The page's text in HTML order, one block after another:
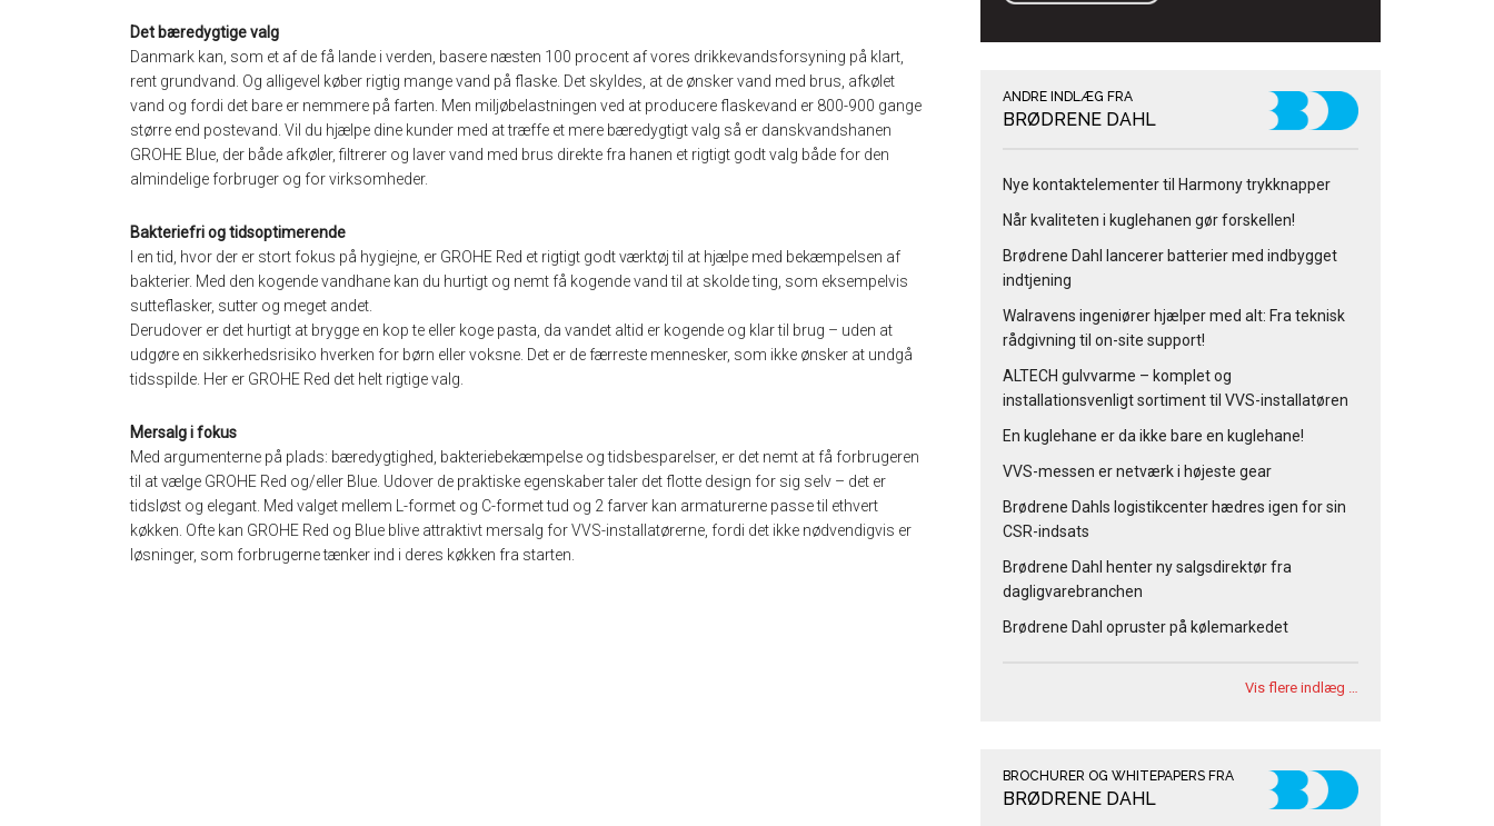
Det bæredygtige valg
Danmark kan, som et af de få lande i verden, basere næsten 100 procent af vores drikkevandsforsyning på klart,
rent grundvand. Og alligevel køber rigtig mange vand på flaske. Det skyldes, at de ønsker vand med brus, afkølet
vand og fordi det bare er nemmere på farten. Men miljøbelastningen ved at producere flaskevand er 800-900 gange
større end postevand. Vil du hjælpe dine kunder med at træffe et mere bæredygtigt valg så er danskvandshanen
GROHE Blue, der både afkøler, filtrerer og laver vand med brus direkte fra hanen et rigtigt godt valg både for den
almindelige forbruger og for virksomheder.
Bakteriefri og tidsoptimerende
I en tid, hvor der er stort fokus på hygiejne, er GROHE Red et rigtigt godt værktøj til at hjælpe med bekæmpelsen af
bakterier. Med den kogende vandhane kan du hurtigt og nemt få kogende vand til at skolde ting, som eksempelvis
sutteflasker, sutter og meget andet.
Derudover er det hurtigt at brygge en kop te eller koge pasta, da vandet altid er kogende og klar til brug – uden at
udgøre en sikkerhedsrisiko hverken for børn eller voksne. Det er de færreste mennesker, som ikke ønsker at undgå
tidsspilde. Her er GROHE Red det helt rigtige valg.
Mersalg i fokus
Med argumenterne på plads: bæredygtighed, bakteriebekæmpelse og tidsbesparelser, er det nemt at få forbrugeren
til at vælge GROHE Red og/eller Blue. Udover de praktiske egenskaber taler det flotte design for sig selv – det er
tidsløst og elegant. Med valget mellem L-formet og C-formet tud og 2 farver kan armaturerne passe til ethvert
køkken. Ofte kan GROHE Red og Blue blive attraktivt mersalg for VVS-installatørerne, fordi det ikke nødvendigvis er
løsninger, som forbrugerne tænker ind i deres køkken fra starten.
ANDRE INDLÆG FRA
BRØDRENE DAHL
Nye kontaktelementer til Harmony trykknapper
Når kvaliteten i kuglehanen gør forskellen!
Brødrene Dahl lancerer batterier med indbygget
indtjening
Walravens ingeniører hjælper med alt: Fra teknisk
rådgivning til on-site support!
ALTECH gulvvarme – komplet og
installationsvenligt sortiment til VVS-installatøren
En kuglehane er da ikke bare en kuglehane!
VVS-messen er netværk i højeste gear
Brødrene Dahls logistikcenter hædres igen for sin
CSR-indsats
Brødrene Dahl henter ny salgsdirektør fra
dagligvarebranchen
Brødrene Dahl opruster på kølemarkedet
Vis flere indlæg …
BROCHURER OG WHITEPAPERS FRA
BRØDRENE DAHL